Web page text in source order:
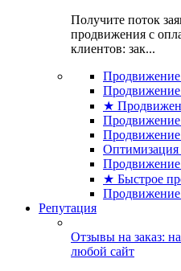
Получите поток
продвижения с
клиентов: зак...
★
Продвижение
Продвижение
Оптимизация
★ Быстрое
Продвижение
Репутация
Отзывы на заказ:
любой сайт